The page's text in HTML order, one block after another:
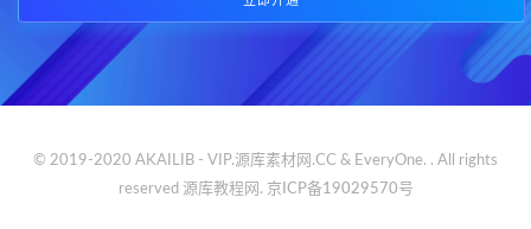
© 2019-2020 AKAILIB - VIP.源库素材网.CC & EveryOne. . All rights
reserved 源库教程网. 京ICP备19029570号